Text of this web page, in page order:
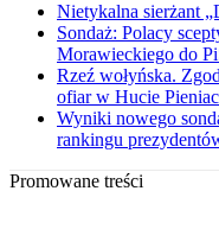
Nietykalna sierżant
Sondaż: Polacy
Morawieckiego do
Rzeź wołyńska.
ofiar w Hucie
Wyniki nowego
rankingu
Promowane treści